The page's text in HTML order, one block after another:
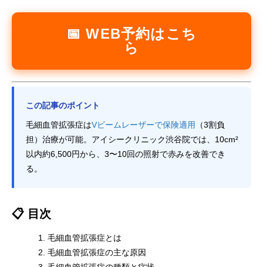
📅 WEB予約はこち
ら
この記事のポイント
毛細血管拡張症はVビームレーザーで保険適用
（3割負
担）治療が可能。アイシークリニック渋谷院では、10cm²
以内約6,500円から、3〜10回の照射で赤みを改善でき
る。
📋 目次
毛細血管拡張症とは
毛細血管拡張症の主な原因